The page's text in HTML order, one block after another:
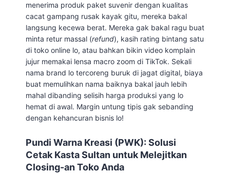
menerima produk paket suvenir dengan kualitas
cacat gampang rusak kayak gitu, mereka bakal
langsung kecewa berat. Mereka gak bakal ragu buat
minta retur massal (refund), kasih rating bintang satu
di toko online lo, atau bahkan bikin video komplain
jujur memakai lensa macro zoom di TikTok. Sekali
nama brand lo tercoreng buruk di jagat digital, biaya
buat memulihkan nama baiknya bakal jauh lebih
mahal dibanding selisih harga produksi yang lo
hemat di awal. Margin untung tipis gak sebanding
dengan kehancuran bisnis lo!
Pundi Warna Kreasi (PWK): Solusi
Cetak Kasta Sultan untuk Melejitkan
Closing-an Toko Anda